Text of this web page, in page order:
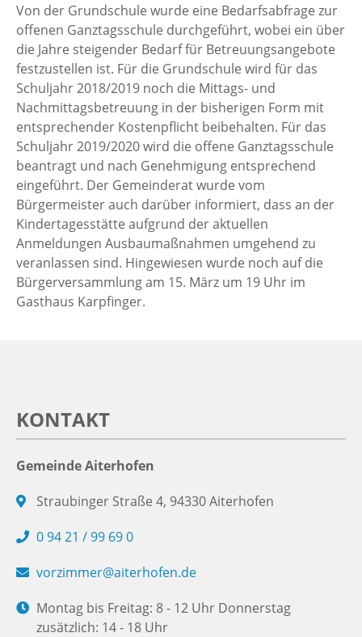
Von der Grundschule wurde eine Bedarfsabfrage zur
offenen Ganztagsschule durchgeführt, wobei ein über
die Jahre steigender Bedarf für Betreuungsangebote
festzustellen ist. Für die Grundschule wird für das
Schuljahr 2018/2019 noch die Mittags- und
Nachmittagsbetreuung in der bisherigen Form mit
entsprechender Kostenpflicht beibehalten. Für das
Schuljahr 2019/2020 wird die offene Ganztagsschule
beantragt und nach Genehmigung entsprechend
eingeführt. Der Gemeinderat wurde vom
Bürgermeister auch darüber informiert, dass an der
Kindertagesstätte aufgrund der aktuellen
Anmeldungen Ausbaumaßnahmen umgehend zu
veranlassen sind. Hingewiesen wurde noch auf die
Bürgerversammlung am 15. März um 19 Uhr im
Gasthaus Karpfinger.
KONTAKT
Gemeinde Aiterhofen
Straubinger Straße 4, 94330 Aiterhofen
0 94 21 / 99 69 0
vorzimmer@aiterhofen.de
Montag bis Freitag: 8 - 12 Uhr Donnerstag
zusätzlich: 14 - 18 Uhr